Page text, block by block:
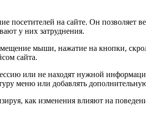
на сайте. Он позволяет
у них затруднения.
мыши, нажатие на кнопки,
сайта.
или не находят нужной
меню или добавлять
как изменения влияют на